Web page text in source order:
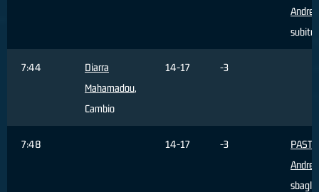
Andrea
subito
7:44
Diarra
Mahamadou,
Cambio
14-17 -3
7:48 14-17 -3
Andrea